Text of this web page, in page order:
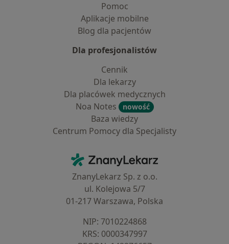
Pomoc
Aplikacje mobilne
Blog dla pacjentów
Dla profesjonalistów
Cennik
Dla lekarzy
Dla placówek medycznych
Noa Notes
nowość
Baza wiedzy
Centrum Pomocy dla Specjalisty
ZnanyLekarz - Strona główna
ZnanyLekarz Sp. z o.o.
ul. Kolejowa 5/7
01-217 Warszawa, Polska
NIP: ⁠7010224868
KRS: ⁠0000347997